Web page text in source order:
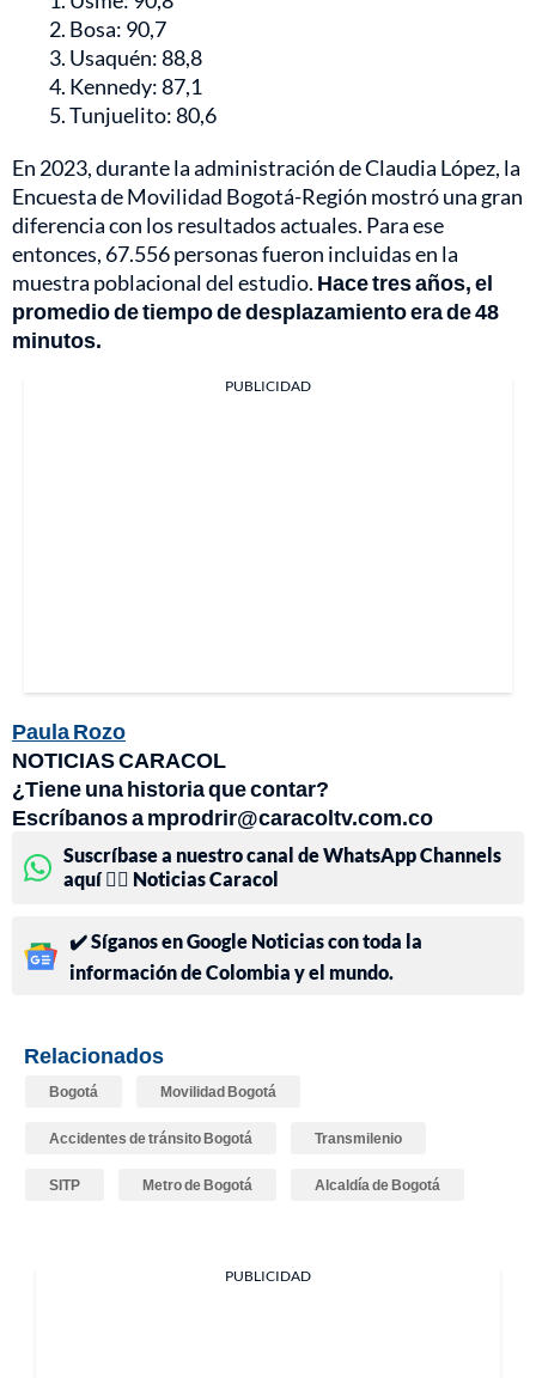
Bosa: 90,7
Usaquén: 88,8
Kennedy: 87,1
Tunjuelito: 80,6
En 2023, durante la administración de Claudia López, la
Encuesta de Movilidad Bogotá-Región mostró una gran
diferencia con los resultados actuales. Para ese
entonces, 67.556 personas fueron incluidas en la
muestra poblacional del estudio. Hace tres años, el
promedio de tiempo de desplazamiento era de 48
minutos.
PUBLICIDAD
Paula Rozo
NOTICIAS CARACOL
¿Tiene una historia que contar?
Escríbanos a mprodrir@caracoltv.com.co
Suscríbase a nuestro canal de WhatsApp Channels
aquí 👉🏻 Noticias Caracol
✔️ Síganos en Google Noticias con toda la
información de Colombia y el mundo.
Relacionados
Bogotá Movilidad Bogotá
Accidentes de tránsito Bogotá Transmilenio
SITP Metro de Bogotá Alcaldía de Bogotá
PUBLICIDAD